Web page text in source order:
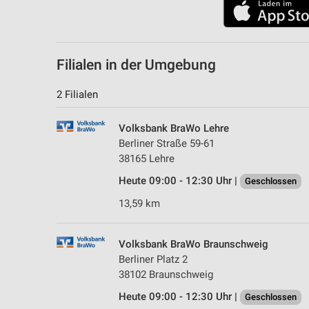
Filialen in der Umgebung
2 Filialen
Volksbank BraWo Lehre
Berliner Straße 59-61
38165 Lehre
Heute 09:00 - 12:30 Uhr |
Geschlossen
13,59 km
Volksbank BraWo Braunschweig
Berliner Platz 2
38102 Braunschweig
Heute 09:00 - 12:30 Uhr |
Geschlossen